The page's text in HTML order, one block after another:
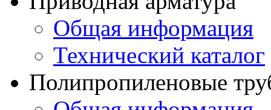
Общая информация
Технический каталог
Полипропиленовые